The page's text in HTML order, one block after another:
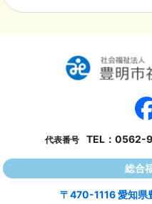
代表番号 TEL： 0562-
総合
〒470-1116 愛知